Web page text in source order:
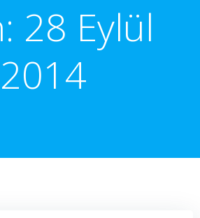
28 Eylül
2014